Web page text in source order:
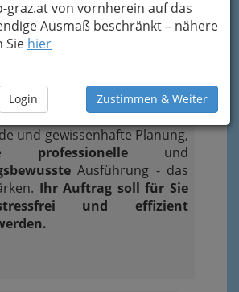
graz.at von vornherein auf das
Ausmaß beschränkt – nähere
Sie hier
Login Zustimmen & Weiter
10, 8010 Graz
- 79
06
erfordern eine
und gewissenhafte Planung,
professionelle und
Ausführung - das
Ihr Auftrag soll für Sie
und effizient